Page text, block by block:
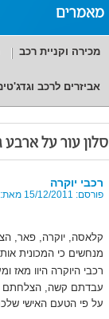
מאמרים
מכירה וקניית רכב
אביזרים לרכב
סלון עור על ארבע
רכבי יוקרה
פורסם: 15/12/2011 מאת: צוות האתר
קלאסה, יוקרה, פאר,
מנחשים כי המכונית
רכבי היוקרה היוו מאז
עבדתם קשה, הצלחתם
על פי הטעם האישי